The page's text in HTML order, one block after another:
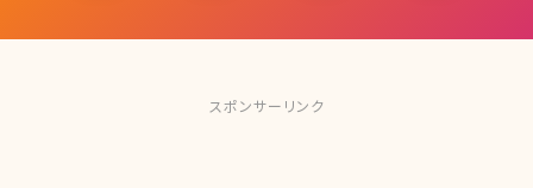
スポンサーリンク